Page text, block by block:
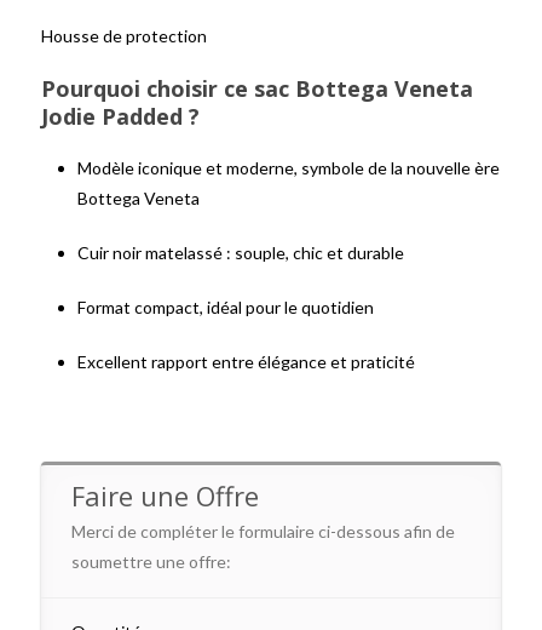
Housse de protection
Pourquoi choisir ce sac Bottega Veneta
Jodie Padded ?
Modèle iconique et moderne, symbole de la nouvelle ère
Bottega Veneta
Cuir noir matelassé : souple, chic et durable
Format compact, idéal pour le quotidien
Excellent rapport entre élégance et praticité
Faire une Offre
Merci de compléter le formulaire ci-dessous afin de
soumettre une offre: